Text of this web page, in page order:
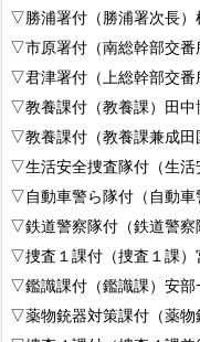
▽勝浦署付（勝浦署次長）
▽市原署付（南総幹部交番
▽君津署付（上総幹部交番
▽教養課付（教養課）田中
▽教養課付（教養課兼成
▽生活安全捜査隊付（生活
▽自動車警ら隊付（自動車
▽鉄道警察隊付（鉄道警察
▽捜査１課付（捜査１課）
▽鑑識課付（鑑識課）安部
▽薬物銃器対策課付（薬物